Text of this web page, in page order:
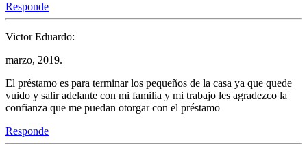
Responde
Victor Eduardo:
marzo, 2019.
El préstamo es para terminar los pequeños de la casa ya que quede
vuido y salir adelante con mi familia y mi trabajo les agradezco la
confianza que me puedan otorgar con el préstamo
Responde